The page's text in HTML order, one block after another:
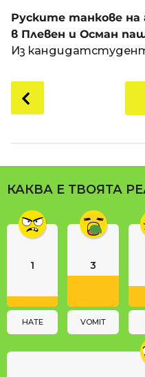
п
р
е
и
8
д
н
и
t
i
Руските танкове на
в Плевен и Осман
Из
o
P
a
g
n
o
КАКВА Е ТВОЯТА
1
HATE
3
VOMIT